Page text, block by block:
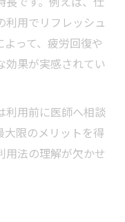
利用でリフレッシュ
って、疲労回復や
効果が実感されてい
利用前に医師へ相談
大限のメリットを得
用法の理解が欠かせ